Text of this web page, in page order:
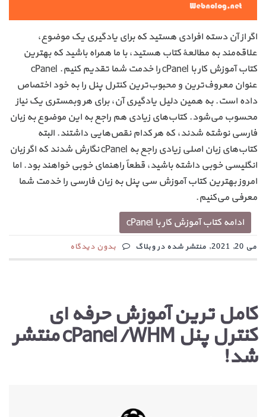
اگر از آن دسته افرادی هستید که برای یادگیری یک موضوع،
علاقه‌مند به مطالعهٔ کتاب هستید، با ما همراه باشید که بهترین
کتاب آموزش کار با cPanel را خدمت شما تقدیم کنیم. cPanel
عنوان معروف‌ترین و محبوب‌ترین کنترل پنل را به خود اختصاص
داده است. به همین دلیل یادگیری آن، برای هر وبمستری یک نیاز
محسوب می‌شود. کتاب‌های زیادی هم راجع به این موضوع به زبان
فارسی نوشته شدند، که هر کدام نقص‌هایی داشتند. البته
کتاب‌های زبان اصلی زیادی راجع به cPanel نگارش شدند که اگر زبان
انگلیسی خوبی داشته باشید، قطعاً راهنمای خوبی خواهند بود. اما
امروز بهترین کتاب آموزش سی پنل به زبان فارسی را خدمت شما
معرفی می‌کنیم.
ادامه کتاب آموزش کار با cPanel
می 20, 2021, منتشر شده در وبلاگ بدون دیدگاه
کامل ترین آموزش حرفه ای
کنترل پنل cPanel/WHM منتشر
شد!